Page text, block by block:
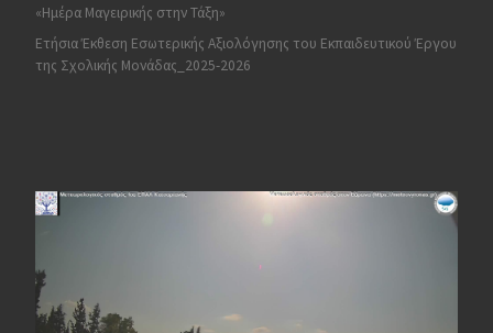
«Ημέρα Μαγειρικής στην Τάξη»
Ετήσια Έκθεση Εσωτερικής Αξιολόγησης του Εκπαιδευτικού Έργου
της Σχολικής Μονάδας_2025-2026